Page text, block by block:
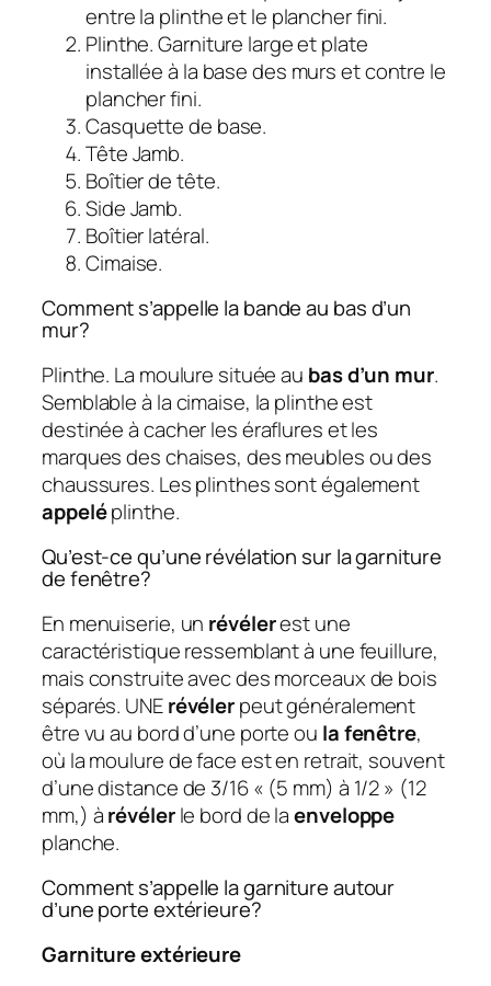
entre la plinthe et le plancher fini.
Plinthe. Garniture large et plate
installée à la base des murs et contre le
plancher fini.
Casquette de base.
Tête Jamb.
Boîtier de tête.
Side Jamb.
Boîtier latéral.
Cimaise.
Comment s’appelle la bande au bas d’un
mur?
Plinthe. La moulure située au bas d’un mur.
Semblable à la cimaise, la plinthe est
destinée à cacher les éraflures et les
marques des chaises, des meubles ou des
chaussures. Les plinthes sont également
appeléplinthe.
Qu’est-ce qu’une révélation sur la garniture
de fenêtre?
En menuiserie, un révélerest une
caractéristique ressemblant à une feuillure,
mais construite avec des morceaux de bois
séparés. UNErévélerpeut généralement
être vu au bord d’une porte ou la fenêtre,
où la moulure de face est en retrait, souvent
d’une distance de 3/16 « (5 mm) à 1/2 » (12
mm,) àrévélerle bord de laenveloppe
planche.
Comment s’appelle la garniture autour
d’une porte extérieure?
Garniture extérieure